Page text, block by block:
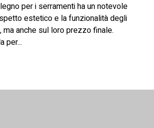
per i serramenti ha un notevole
estetico e la funzionalità degli
ma anche sul loro prezzo finale.
per...